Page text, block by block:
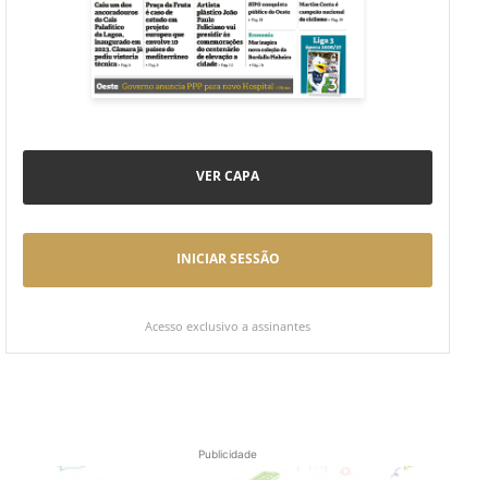
VER CAPA
INICIAR SESSÃO
Acesso exclusivo a assinantes
Publicidade